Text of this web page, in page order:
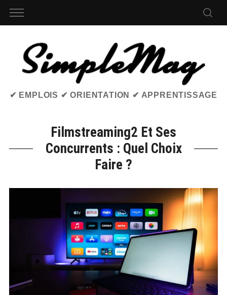
✔ EMPLOIS ✔ ORIENTATION ✔ APPRENTISSAGE
Filmstreaming2 Et Ses
Concurrents : Quel Choix
Faire ?